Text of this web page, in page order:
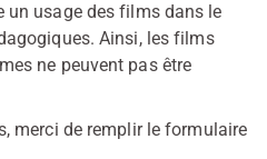
un usage des films dans le
Ainsi, les films
ne peuvent pas être
merci de remplir le formulaire